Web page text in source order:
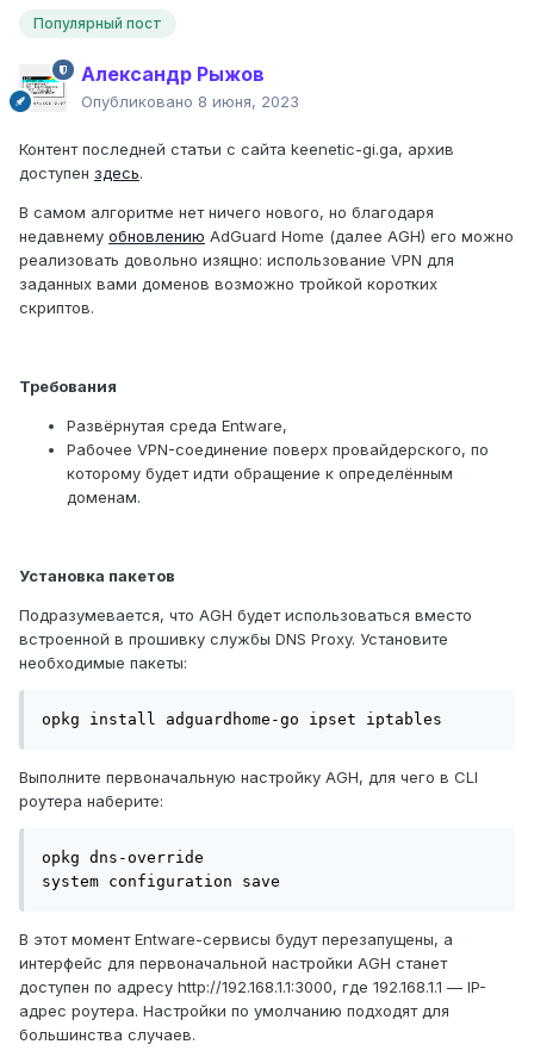
Популярный пост
Александр Рыжов
Опубликовано 8 июня, 2023
Контент последней статьи с сайта keenetic-gi.ga, архив
доступен здесь.
В самом алгоритме нет ничего нового, но благодаря
недавнему обновлению AdGuard Home (далее AGH) его можно
реализовать довольно изящно: использование VPN для
заданных вами доменов возможно тройкой коротких
скриптов.
Требования
Развёрнутая среда Entware,
Рабочее VPN-соединение поверх провайдерского, по
которому будет идти обращение к определённым
доменам.
Установка пакетов
Подразумевается, что AGH будет использоваться вместо
встроенной в прошивку службы DNS Proxy. Установите
необходимые пакеты:
opkg install adguardhome-go ipset iptables
Выполните первоначальную настройку AGH, для чего в CLI
роутера наберите:
opkg dns-override
system configuration save
В этот момент Entware-сервисы будут перезапущены, а
интерфейс для первоначальной настройки AGH станет
доступен по адресу http://192.168.1.1:3000, где 192.168.1.1 — IP-
адрес роутера. Настройки по умолчанию подходят для
большинства случаев.